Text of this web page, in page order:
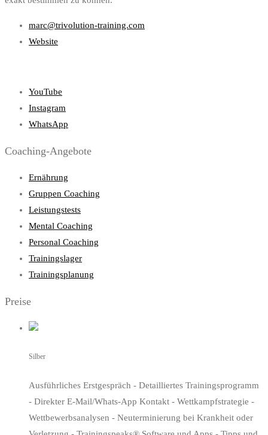
marc@trivolution-training.com
Website
YouTube
Instagram
WhatsApp
Coaching-Angebote
Ernährung
Gruppen Coaching
Leistungstests
Mental Coaching
Personal Coaching
Trainingslager
Trainingsplanung
Preise
Silber
Ausführliches Erstgespräch - Detailliertes Trainingsprogramm
- Direkter E-Mail/Whats-App Kontakt - Wettkampfstrategie -
Wettbewerbsanalysen - Neuterminierung bei Krankheit oder